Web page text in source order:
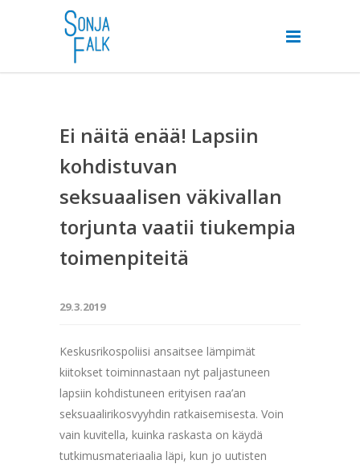
Ei näitä enää! Lapsiin
kohdistuvan
seksuaalisen väkivallan
torjunta vaatii tiukempia
toimenpiteitä
29.3.2019
Keskusrikospoliisi ansaitsee lämpimät
kiitokset toiminnastaan nyt paljastuneen
lapsiin kohdistuneen erityisen raa’an
seksuaalirikosvyyhdin ratkaisemisesta. Voin
vain kuvitella, kuinka raskasta on käydä
tutkimusmateriaalia läpi, kun jo uutisten